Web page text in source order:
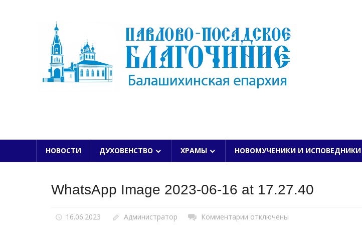
НОВОСТИ ДУХОВЕНСТВО ХРАМЫ НОВОМУЧЕНИКИ И
WhatsApp Image 2023-06-16 at 17.27.40
16.06.2023 Администратор Комментарии котключены